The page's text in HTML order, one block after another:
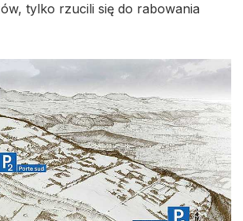
tylko rzucili się do rabowania